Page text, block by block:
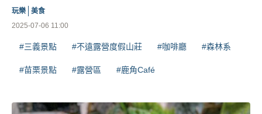
2025-07-06 11:00
玩樂 美食
#三義景點 #不遠露營度假山莊 #咖啡廳 #森林系
#苗栗景點 #露營區 #鹿角Café